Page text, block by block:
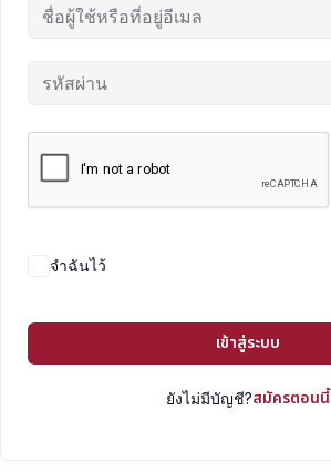
จำฉันไว้
เข้าสู่ระบบ
ยังไม่มีบัญชี?สมัครตอนนี้